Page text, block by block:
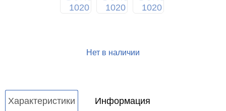
Нет в наличии
Характеристики Информация